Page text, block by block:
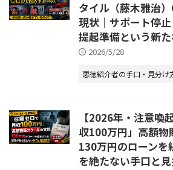
タイル（藤木雅治
現状｜サポート停
提起準備という新
2026/5/28
悪徳紹介者の手口・見分け
【2026年・注意喚
収100万円」高額物
130万円のローンを
を絶たない手口と